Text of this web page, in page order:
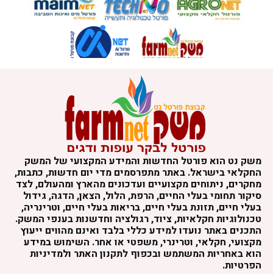
משק נט הוא פורטל החדשות והמידע המקצועי של המשק
החקלאי בישראל. באתר מתפרסמים מדי יום חדשות, כתבות,
מחקרים, ניתוחים מקצועיים ועדכונים מהארץ ומהעולם, לצד
סיקור תחומי בעלי החיים, הרפת, הלול, הצאן, הדגה, גידול
בעלי חיים, תזונת בעלי חיים, בריאות בעלי חיים, וטרינריה,
טכנולוגיות חקלאיות, ציוד, רגולציה וחדשנות בענפי המשק.
התכנים באתר נועדו למידע כללי בלבד ואינם מהווים ייעוץ
מקצועי, חקלאי, וטרינרי, משפטי או אחר. השימוש במידע
הוא באחריות המשתמש ובכפוף לתקנון האתר ולמדיניות
הפרטיות.